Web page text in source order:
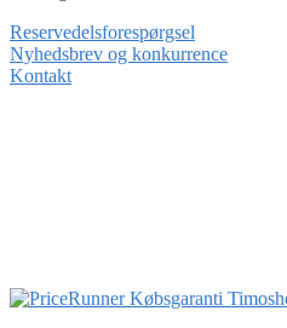
Reservedelsforespørgsel
Nyhedsbrev og konkurrence
Kontakt